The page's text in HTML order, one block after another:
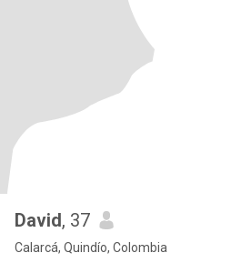
David, 37
Calarcá, Quindío, Colombia